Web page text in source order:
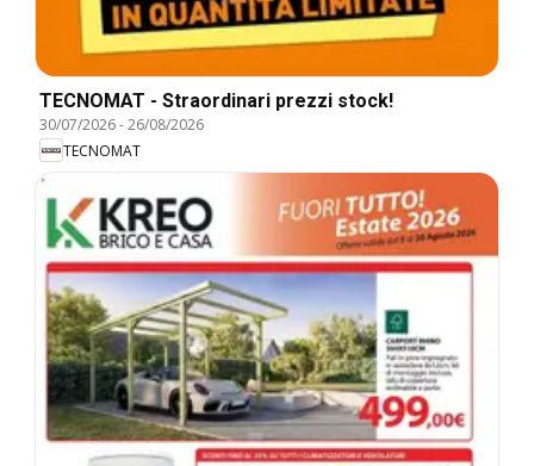
TECNOMAT - Straordinari prezzi stock!
30/07/2026-26/08/2026
TECNOMAT